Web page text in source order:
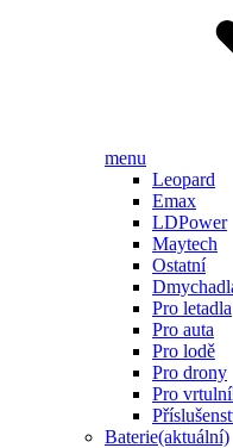
menu
Leopard
Emax
LDPower
Maytech
Ostatní
Pro letadla
Pro auta
Pro lodě
Pro drony
Pro
Baterie(aktuální)